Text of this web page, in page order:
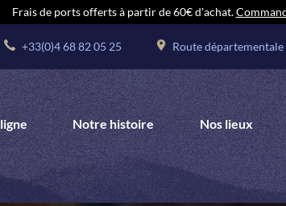
Frais de ports offerts à partir de 60€ d'achat.
+33(0)4 68 82 05 25 Route
Notre histoire Nos lieux